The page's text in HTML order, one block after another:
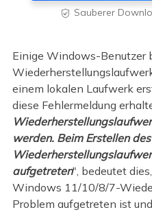
 Sauberer
Einige Windows-Benutzer
einem lokalen Laufwerk
diese Fehlermeldung
werden. Beim Erstellen des
aufgetreten", bedeutet
Windows 11/10/8/7-
Problem aufgetreten ist